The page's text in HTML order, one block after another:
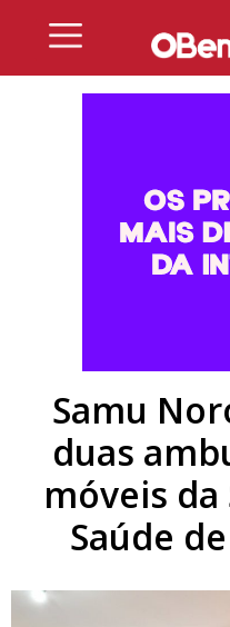
Samu
duas
móveis
Saúde